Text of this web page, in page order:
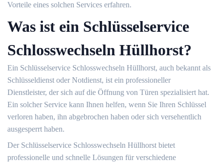
Vorteile eines solchen Services erfahren.​
Was ist ein Schlüsselservice
Schlosswechseln Hüllhorst?
Ein Schlüsselservice Schlosswechseln Hüllhorst, auch bekannt als
Schlüsseldienst oder Notdienst, ist ein professioneller
Dienstleister, der sich auf die Öffnung von Türen spezialisiert hat.
Ein solcher Service kann Ihnen helfen, wenn Sie Ihren Schlüssel
verloren haben, ihn abgebrochen haben oder sich versehentlich
ausgesperrt haben.​
Der Schlüsselservice Schlosswechseln Hüllhorst bietet
professionelle und schnelle Lösungen für verschiedene